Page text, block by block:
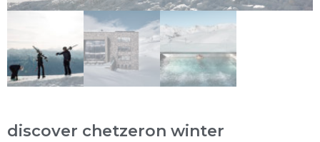
discover chetzeron winter